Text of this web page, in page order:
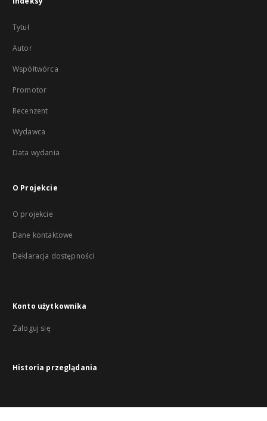
Tytuł
Autor
Współtwórca
Promotor
Recenzent
Wydawca
Data wydania
O Projekcie
O projekcie
Dane kontaktowe
Deklaracja dostępności
Konto użytkownika
Zaloguj się
Historia przeglądania